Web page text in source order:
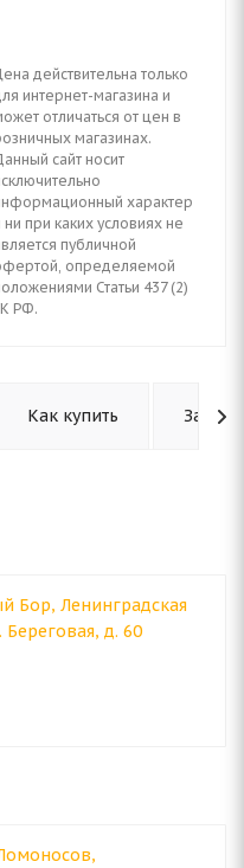
действительна только
интернет-магазина и
отличаться от цен в
магазинах.
сайт носит
характер
ни при каких условиях не
публичной
определяемой
Статьи 437 (2)
РФ.
Как купить
Ленинградская
д. 60